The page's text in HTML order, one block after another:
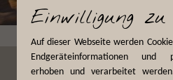
Einwilligung zu
Auf dieser Webseite werden
Endgeräteinformationen und
erhoben und verarbeitet